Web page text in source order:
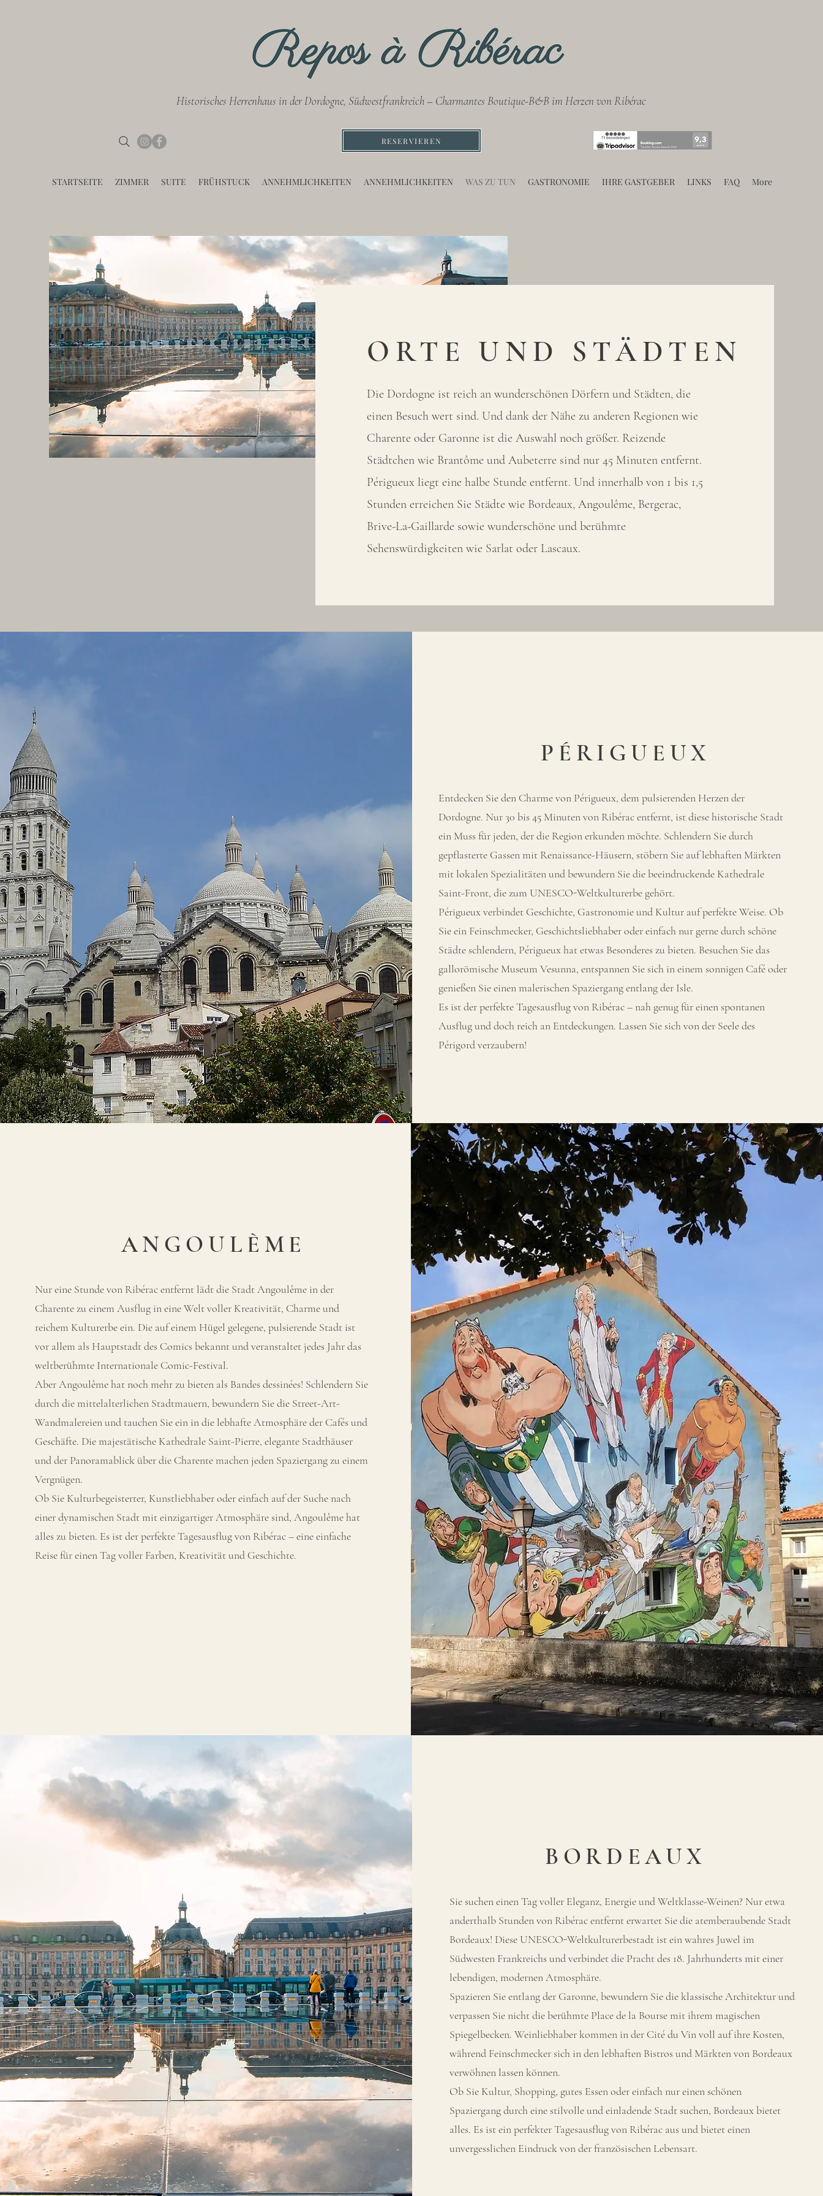
Historisches Herrenhaus in der Dordogne, Südwestfrankreich – Charmantes Boutique-B&B im Herzen von Ribérac
RESERVIEREN
STARTSEITE ZIMMER SUITE FRÜHSTUCK ANNEHMLICHKEITEN ANNEHMLICHKEITEN WAS ZU TUN GASTRONOMIE IHRE GASTGEBER LINKS FAQ More
ORTE UND STÄDTEN
Die Dordogne ist reich an wunderschönen Dörfern und Städten, die
einen Besuch wert sind. Und dank der Nähe zu anderen Regionen wie
Charente oder Garonne ist die Auswahl noch größer. Reizende
Städtchen wie Brantôme und Aubeterre sind nur 45 Minuten entfernt.
Périgueux liegt eine halbe Stunde entfernt. Und innerhalb von 1 bis 1,5
Stunden erreichen Sie Städte wie Bordeaux, Angoulême, Bergerac,
Brive-La-Gaillarde sowie wunderschöne und berühmte
Sehenswürdigkeiten wie Sarlat oder Lascaux.
PÉRIGUEUX
Entdecken Sie den Charme von Périgueux, dem pulsierenden Herzen der
Dordogne. Nur 30 bis 45 Minuten von Ribérac entfernt, ist diese historische Stadt
ein Muss für jeden, der die Region erkunden möchte. Schlendern Sie durch
gepflasterte Gassen mit Renaissance-Häusern, stöbern Sie auf lebhaften Märkten
mit lokalen Spezialitäten und bewundern Sie die beeindruckende Kathedrale
Saint-Front, die zum UNESCO-Weltkulturerbe gehört.
Périgueux verbindet Geschichte, Gastronomie und Kultur auf perfekte Weise. Ob
Sie ein Feinschmecker, Geschichtsliebhaber oder einfach nur gerne durch schöne
Städte schlendern, Périgueux hat etwas Besonderes zu bieten. Besuchen Sie das
gallorömische Museum Vesunna, entspannen Sie sich in einem sonnigen Café oder
genießen Sie einen malerischen Spaziergang entlang der Isle.
Es ist der perfekte Tagesausflug von Ribérac – nah genug für einen spontanen
Ausflug und doch reich an Entdeckungen. Lassen Sie sich von der Seele des
Périgord verzaubern!
ANGOULÈME
Nur eine Stunde von Ribérac entfernt lädt die Stadt Angoulême in der
Charente zu einem Ausflug in eine Welt voller Kreativität, Charme und
reichem Kulturerbe ein. Die auf einem Hügel gelegene, pulsierende Stadt ist
vor allem als Hauptstadt des Comics bekannt und veranstaltet jedes Jahr das
weltberühmte Internationale Comic-Festival.
Aber Angoulême hat noch mehr zu bieten als Bandes dessinées! Schlendern Sie
durch die mittelalterlichen Stadtmauern, bewundern Sie die Street-Art-
Wandmalereien und tauchen Sie ein in die lebhafte Atmosphäre der Cafés und
Geschäfte. Die majestätische Kathedrale Saint-Pierre, elegante Stadthäuser
und der Panoramablick über die Charente machen jeden Spaziergang zu einem
Vergnügen.
Ob Sie Kulturbegeisterter, Kunstliebhaber oder einfach auf der Suche nach
einer dynamischen Stadt mit einzigartiger Atmosphäre sind, Angoulême hat
alles zu bieten. Es ist der perfekte Tagesausflug von Ribérac – eine einfache
Reise für einen Tag voller Farben, Kreativität und Geschichte.
BORDEAUX
Sie suchen einen Tag voller Eleganz, Energie und Weltklasse-Weinen? Nur etwa
anderthalb Stunden von Ribérac entfernt erwartet Sie die atemberaubende Stadt
Bordeaux! Diese UNESCO-Weltkulturerbestadt ist ein wahres Juwel im
Südwesten Frankreichs und verbindet die Pracht des 18. Jahrhunderts mit einer
lebendigen, modernen Atmosphäre.
Spazieren Sie entlang der Garonne, bewundern Sie die klassische Architektur und
verpassen Sie nicht die berühmte Place de la Bourse mit ihrem magischen
Spiegelbecken. Weinliebhaber kommen in der Cité du Vin voll auf ihre Kosten,
während Feinschmecker sich in den lebhaften Bistros und Märkten von Bordeaux
verwöhnen lassen können.
Ob Sie Kultur, Shopping, gutes Essen oder einfach nur einen schönen
Spaziergang durch eine stilvolle und einladende Stadt suchen, Bordeaux bietet
alles. Es ist ein perfekter Tagesausflug von Ribérac aus und bietet einen
unvergesslichen Eindruck von der französischen Lebensart.